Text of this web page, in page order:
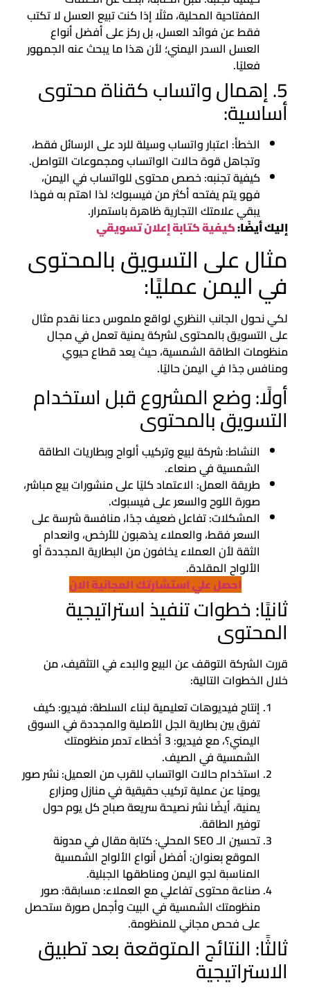
المفتاحية المحلية، مثلًا إذا كنت تبيع العسل لا تكتب
فقط عن فوائد العسل، بل ركز على أفضل أنواع
العسل السدر اليمني؛ لأن هذا ما يبحث عنه الجمهور
فعليًا.
5. إهمال واتساب كقناة محتوى
أساسية:
الخطأ: اعتبار واتساب وسيلة للرد على الرسائل فقط،
وتجاهل قوة حالات الواتساب ومجموعات التواصل.
كيفية تجنبه: خصص محتوى للواتساب في اليمن،
فهو يتم يفتحه أكثر من فيسبوك؛ لذا اهتم به فهذا
يبقي علامتك التجارية ظاهرة باستمرار.
إليك أيضًا:كيفية كتابة إعلان تسويقي
مثال على التسويق بالمحتوى
في اليمن عمليًا:
لكي نحول الجانب النظري لواقع ملموس دعنا نقدم مثال
على التسويق بالمحتوى لشركة يمنية تعمل في مجال
منظومات الطاقة الشمسية، حيث يعد قطاع حيوي
ومنافس جدًا في اليمن حاليًا.
أولًا: وضع المشروع قبل استخدام
التسويق بالمحتوى
النشاط: شركة لبيع وتركيب ألواح وبطاريات الطاقة
الشمسية في صنعاء.
طريقة العمل: الاعتماد كليًا على منشورات بيع مباشر،
صورة اللوح والسعر على فيسبوك.
المشكلات: تفاعل ضعيف جدًا، منافسة شرسة على
السعر فقط، والعملاء يذهبون للأرخص، وانعدام
الثقة لأن العملاء يخافون من البطارية المجددة أو
الألواح المقلدة.
احصل علي استشارتك المجانية الان
ثانيًا: خطوات تنفيذ استراتيجية
المحتوى
قررت الشركة التوقف عن البيع والبدء في التثقيف، من
خلال الخطوات التالية:
إنتاج فيديوهات تعليمية لبناء السلطة: فيديو: كيف
تفرق بين بطارية الجل الأصلية والمجددة في السوق
اليمني؟، مع فيديو: 3 أخطاء تدمر منظومتك
الشمسية في الصيف.
استخدام حالات الواتساب للقرب من العميل: نشر صور
يوميًا عن عملية تركيب حقيقية في منازل ومزارع
يمنية، أيضًا نشر نصيحة سريعة صباح كل يوم حول
توفير الطاقة.
تحسين الـ SEO المحلي: كتابة مقال في مدونة
الموقع بعنوان: أفضل أنواع الألواح الشمسية
المناسبة لجو اليمن ومناطقها الجبلية.
صناعة محتوى تفاعلي مع العملاء: مسابقة: صور
منظومتك الشمسية في البيت وأجمل صورة ستحصل
على فحص مجاني للمنظومة.
ثالثًا: النتائج المتوقعة بعد تطبيق
الاستراتيجية